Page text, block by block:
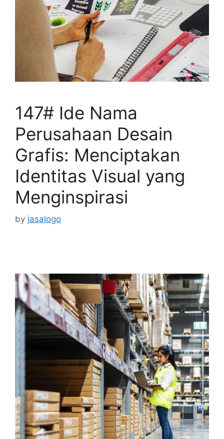
147# Ide Nama
Perusahaan Desain
Grafis: Menciptakan
Identitas Visual yang
Menginspirasi
by jasalogo